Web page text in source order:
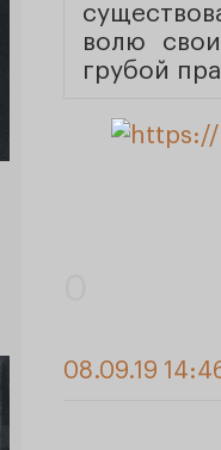
волю
грубой
08.09.19